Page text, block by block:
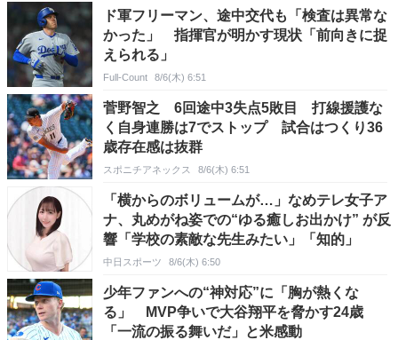
ド軍フリーマン、途中交代も「検査は異常な
かった」 指揮官が明かす現状「前向きに捉
えられる」
Full-Count 8/6(木) 6:51
菅野智之 6回途中3失点5敗目 打線援護な
く自身連勝は7でストップ 試合はつくり36
歳存在感は抜群
スポニチアネックス 8/6(木) 6:51
「横からのボリュームが…」なめテレ女子ア
ナ、丸めがね姿での“ゆる癒しお出かけ” が反
響「学校の素敵な先生みたい」「知的」
中日スポーツ 8/6(木) 6:50
少年ファンへの“神対応”に「胸が熱くな
る」 MVP争いで大谷翔平を脅かす24歳
「一流の振る舞いだ」と米感動